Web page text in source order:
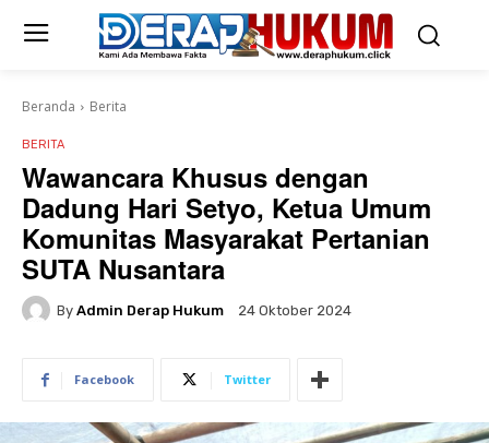
Beranda Berita
BERITA
Wawancara Khusus dengan
Dadung Hari Setyo, Ketua Umum
Komunitas Masyarakat Pertanian
SUTA Nusantara
By Admin Derap Hukum 24 Oktober 2024
Facebook Twitter